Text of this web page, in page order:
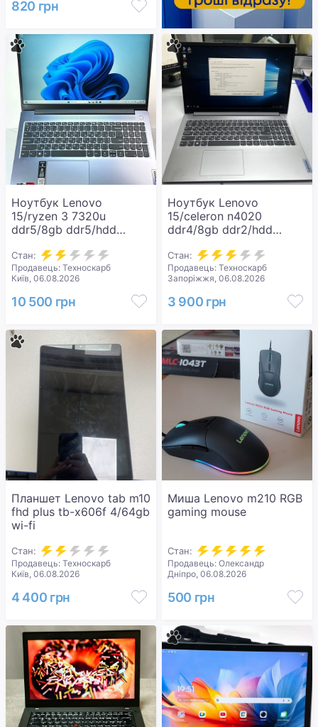
820 грн
Ноутбук Lenovo
15/ryzen 3 7320u
ddr5/8gb ddr5/hdd
gb/*інтегрована
Стан:
Продавець: Техноскарб
Київ, 06.08.2026
10 500 грн
Ноутбук Lenovo
15/celeron n4020
ddr4/8gb ddr2/hdd
gb/*інтегрована
Стан:
Продавець: Техноскарб
Запоріжжя, 06.08.2026
3 900 грн
Планшет Lenovo tab m10
fhd plus tb-x606f 4/64gb
wi-fi
Стан:
Продавець: Техноскарб
Київ, 06.08.2026
4 400 грн
Миша Lenovo m210 RGB
gaming mouse
Стан:
Продавець: Олександр
Дніпро, 06.08.2026
500 грн